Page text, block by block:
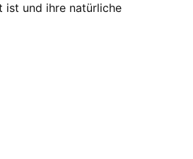
ist und ihre natürliche